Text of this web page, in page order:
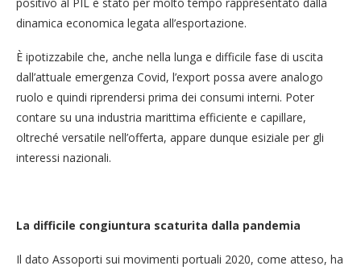
dinamica economica legata all’esportazione.
È ipotizzabile che, anche nella lunga e difficile fase di uscita
dall’attuale emergenza Covid, l’export possa avere analogo
ruolo e quindi riprendersi prima dei consumi interni. Poter
contare su una industria marittima efficiente e capillare,
oltreché versatile nell’offerta, appare dunque esiziale per gli
interessi nazionali.
La difficile congiuntura scaturita dalla pandemia
Il dato Assoporti sui movimenti portuali 2020, come atteso, ha